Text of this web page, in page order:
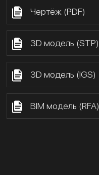
Чертёж (PDF)
3D модель (STP)
3D модель (IGS)
BIM модель (RFA)